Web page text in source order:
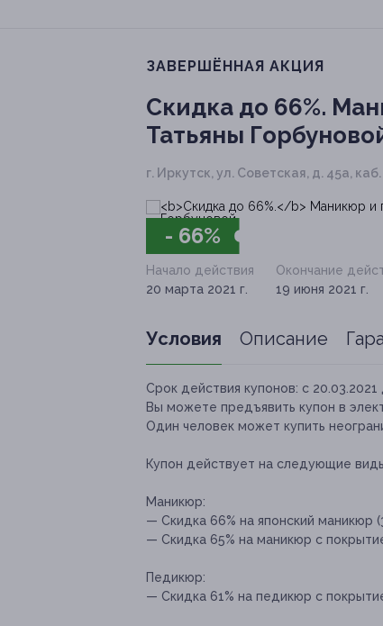
ЗАВЕРШЁННАЯ АКЦИЯ
Скидка до 66%.
Татьяны
г. Иркутск, ул. Советская, д. 45а, каб.
- 66%
Начало действия
20 марта 2021 г.
Окончание
19 июня 2021 г.
Условия Описание
Срок действия купонов: с 20.03.2021
Вы можете предъявить купон в
Один человек может купить
Купон действует на следующие
Маникюр:
— Скидка 66% на японский маникюр
— Скидка 65% на маникюр с
Педикюр:
— Скидка 61% на педикюр с